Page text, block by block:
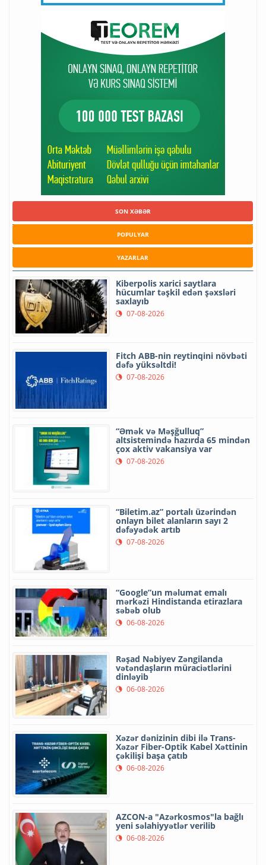
SON XƏBƏR
POPULYAR
YAZARLAR
Kiberpolis xarici saytlara
hücumlar təşkil edən şəxsləri
saxlayıb
07-08-2026
Fitch ABB-nin reytinqini növbəti
dəfə yüksəltdi!
07-08-2026
“Əmək və Məşğulluq”
altsistemində hazırda 65 mindən
çox aktiv vakansiya var
07-08-2026
“Biletim.az” portalı üzərindən
onlayn bilet alanların sayı 2
dəfəyədək artıb
07-08-2026
“Google”un məlumat emalı
mərkəzi Hindistanda etirazlara
səbəb olub
06-08-2026
Rəşad Nəbiyev Zəngilanda
vətəndaşların müraciətlərini
dinləyib
06-08-2026
Xəzər dənizinin dibi ilə Trans-
Xəzər Fiber-Optik Kabel Xəttinin
çəkilişi başa çatıb
06-08-2026
AZCON-a "Azərkosmos"la bağlı
yeni səlahiyyətlər verilib
06-08-2026